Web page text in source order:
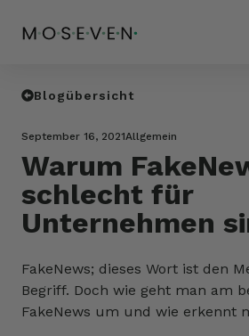
Blogübersicht
September 16, 2021Allgemein
Warum
schlecht für
Unternehmen
FakeNews; dieses Wort ist den
Begriff. Doch wie geht man am
FakeNews um und wie erkennt